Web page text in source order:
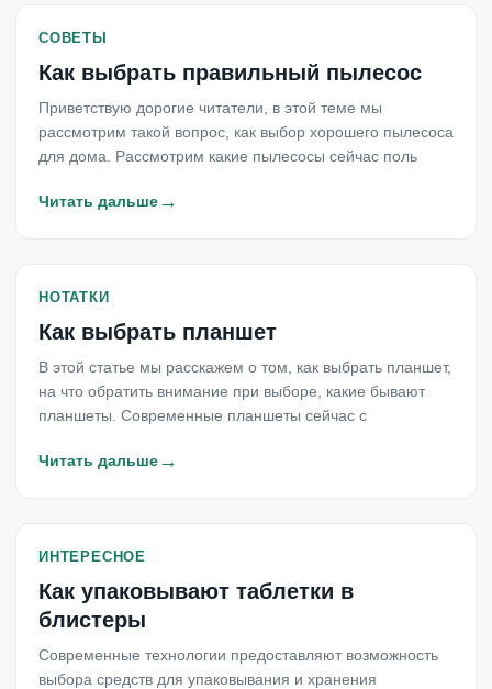
СОВЕТЫ
Как выбрать правильный пылесос
Приветствую дорогие читатели, в этой теме мы
рассмотрим такой вопрос, как выбор хорошего пылесоса
для дома. Рассмотрим какие пылесосы сейчас поль
Читать дальше→
НОТАТКИ
Как выбрать планшет
В этой статье мы расскажем о том, как выбрать планшет,
на что обратить внимание при выборе, какие бывают
планшеты. Современные планшеты сейчас с
Читать дальше→
ИНТЕРЕСНОЕ
Как упаковывают таблетки в
блистеры
Современные технологии предоставляют возможность
выбора средств для упаковывания и хранения